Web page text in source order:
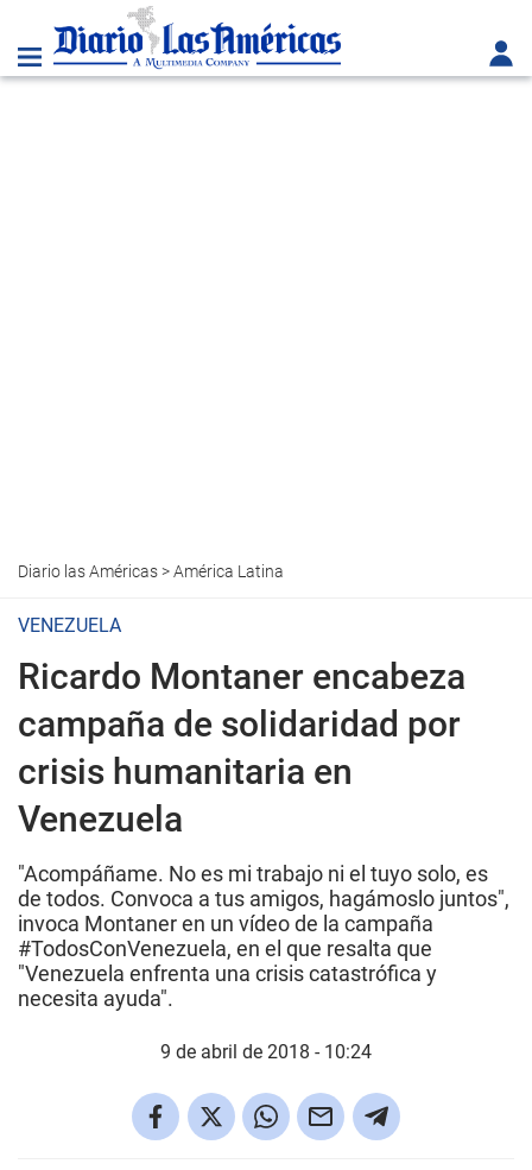
Diario las Américas>América Latina
VENEZUELA
Ricardo Montaner encabeza
campaña de solidaridad por
crisis humanitaria en
Venezuela
"Acompáñame. No es mi trabajo ni el tuyo solo, es
de todos. Convoca a tus amigos, hagámoslo juntos",
invoca Montaner en un vídeo de la campaña
#TodosConVenezuela, en el que resalta que
"Venezuela enfrenta una crisis catastrófica y
necesita ayuda".
9 de abril de 2018 - 10:24